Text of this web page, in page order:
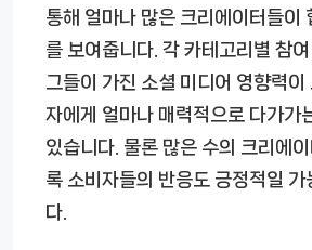
통해 얼마나 많은 크리에이터들이
를 보여줍니다. 각 카테고리별 참
그들이 가진 소셜 미디어 영향력이
자에게 얼마나 매력적으로 다가가
있습니다. 물론 많은 수의 크리에
록 소비자들의 반응도 긍정적일 가
다.